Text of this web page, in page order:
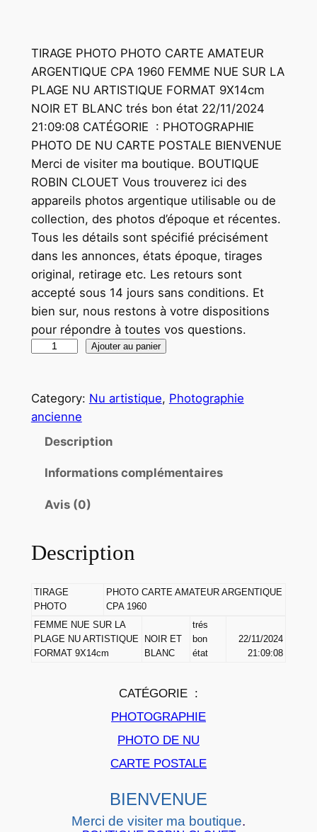
TIRAGE PHOTO PHOTO CARTE AMATEUR
ARGENTIQUE CPA 1960 FEMME NUE SUR LA
PLAGE NU ARTISTIQUE FORMAT 9X14cm
NOIR ET BLANC trés bon état 22/11/2024
21:09:08 CATÉGORIE : PHOTOGRAPHIE
PHOTO DE NU CARTE POSTALE BIENVENUE
Merci de visiter ma boutique. BOUTIQUE
ROBIN CLOUET Vous trouverez ici des
appareils photos argentique utilisable ou de
collection, des photos d’époque et récentes.
Tous les détails sont spécifié précisément
dans les annonces, états époque, tirages
original, retirage etc. Les retours sont
accepté sous 14 jours sans conditions. Et
bien sur, nous restons à votre dispositions
pour répondre à toutes vos questions.
n
t
I
A
G
E
P
H
Ajouter au panier
Category: Nu artistique, Photographie
ancienne
Description
Informations complémentaires
Avis (0)
Description
TIRAGE
PHOTO
PHOTO CARTE AMATEUR ARGENTIQUE
CPA 1960
FEMME NUE SUR LA
PLAGE NU ARTISTIQUE
FORMAT 9X14cm
NOIR ET
BLANC
trés
bon
état
22/11/2024
21:09:08
CATÉGORIE :
PHOTOGRAPHIE
PHOTO DE NU
CARTE POSTALE
BIENVENUE
Merci de visiter ma boutique.